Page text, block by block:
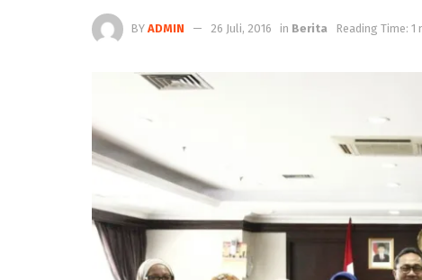
BY ADMIN 26 Juli, 2016 in Berita Reading Time: 1